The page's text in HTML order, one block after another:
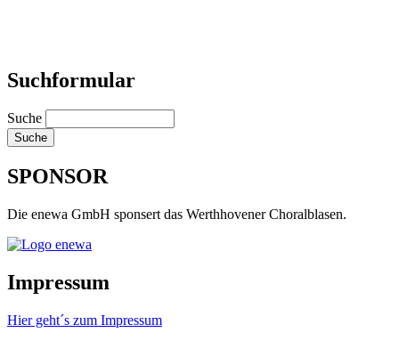
Suchformular
Suche
SPONSOR
Die enewa GmbH sponsert das Werthhovener Choralblasen.
Impressum
Hier geht´s zum Impressum